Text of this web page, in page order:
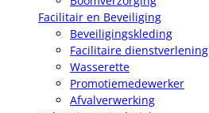
Facilitair en Beveiliging
Beveiligingskleding
Facilitaire dienstverlening
Wasserette
Promotiemedewerker
Afvalverwerking